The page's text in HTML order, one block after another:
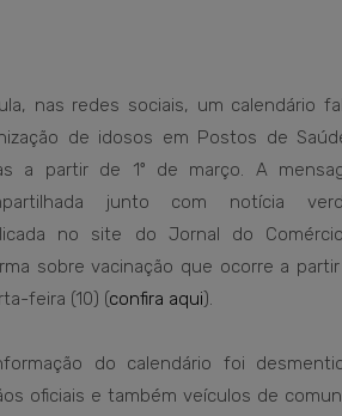
nas redes sociais, um calendário
de idosos em Postos de
a partir de 1º de março. A
junto com notícia
no site do Jornal do
sobre vacinação que ocorre a
feira (10) (confira aqui).
do calendário foi
oficiais e também veículos de